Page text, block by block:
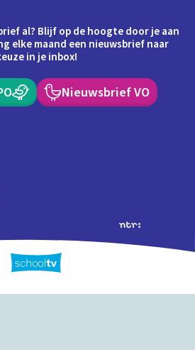
al? Blijf op de hoogte door je aan
elke maand een nieuwsbrief naar
in je inbox!
Nieuwsbrief VO